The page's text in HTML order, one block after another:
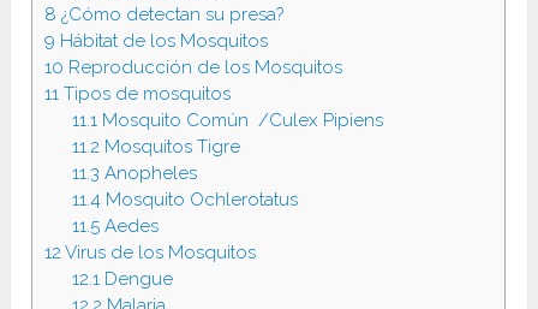
8 ¿Cómo detectan su presa?
9 Hábitat de los Mosquitos
10 Reproducción de los Mosquitos
11 Tipos de mosquitos
11.1Mosquito Común /Culex Pipiens
11.2 Mosquitos Tigre
11.3 Anopheles
11.4Mosquito Ochlerotatus
11.5Aedes
12 Virus de los Mosquitos
12.1Dengue